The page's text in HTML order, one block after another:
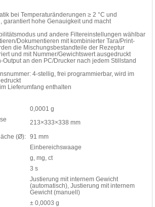
bei Temperaturänderungen ≥ 2 °C und
garantiert hohe Genauigkeit und macht
und andere Filtereinstellungen wählbar
Dokumentieren mit kombinierter Tara/Print-
die Mischungsbestandteile der Rezeptur
und mit Nummer/Gewichtswert ausgedruckt
Output an den PC/Drucker nach jedem Stillstand
4-stellig, frei programmierbar, wird im
Lieferumfang enthalten
0,0001 g
213×333×338 mm
(Ø): 91 mm
Einbereichswaage
g, mg, ct
3 s
Justierung mit internem Gewicht
(automatisch), Justierung mit internem
Gewicht (manuell)
± 0,0003 g